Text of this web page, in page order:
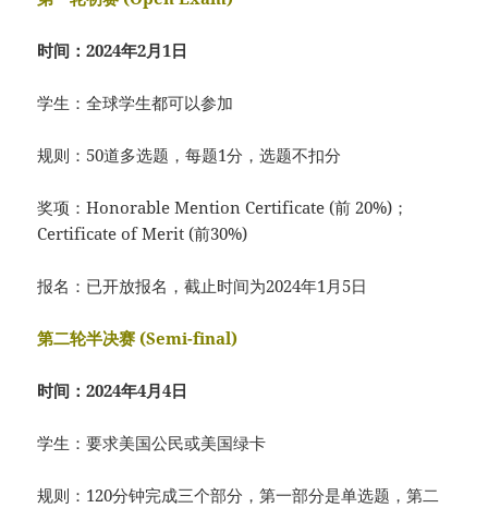
时间：2024年2月1日
学生：全球学生都可以参加
规则：50道多选题，每题1分，选题不扣分
奖项：Honorable Mention Certificate (前 20%)；
Certificate of Merit (前30%)
报名：已开放报名，截止时间为2024年1月5日
第二轮半决赛 (Semi-final)
时间：2024年4月4日
学生：要求美国公民或美国绿卡
规则：120分钟完成三个部分，第一部分是单选题，第二